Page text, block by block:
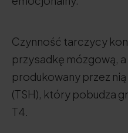
Czynność tarczycy
przysadkę mózgową,
produkowany przez
(TSH), który pobudza
T4.